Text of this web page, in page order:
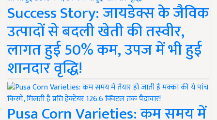
Success Story: जायडेक्स के जैविक
उत्पादों से बदली खेती की तस्वीर,
लागत हुई 50% कम, उपज में भी हुई
शानदार वृद्धि!
Pusa Corn Varieties: कम समय में